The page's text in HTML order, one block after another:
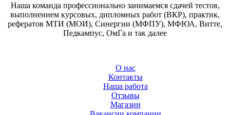
Наша команда профессионально занимаемся сдачей тестов,
выполнением курсовых, дипломных работ (ВКР), практик,
рефератов МТИ (МОИ), Синергии (МФПУ), МФЮА, Витте,
Педкампус, ОмГа и так далее
О нас
Контакты
Наша работа
Отзывы
Магазин